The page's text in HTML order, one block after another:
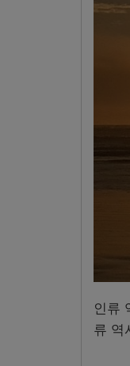
인류
류 역